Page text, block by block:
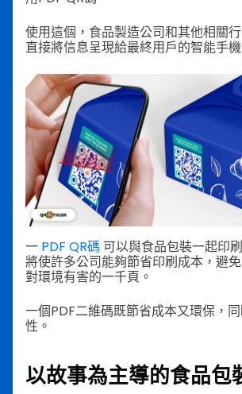
使用這個，食品製造公司和其他相關
直接將信息呈現給最終用戶的智能手機
一 PDF QR碼 可以與食品包裝一起印
將使許多公司能夠節省印刷成本，避
對環境有害的一千頁。
一個PDF二維碼既節省成本又環保，
性。
以故事為主導的食品包